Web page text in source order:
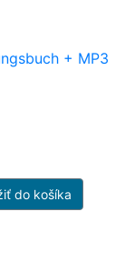
+ MP3